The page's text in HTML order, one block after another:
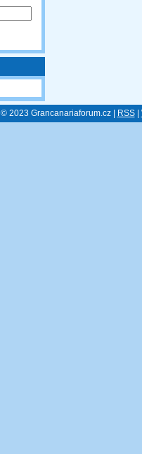
© 2023 Grancanariaforum.cz | RSS|